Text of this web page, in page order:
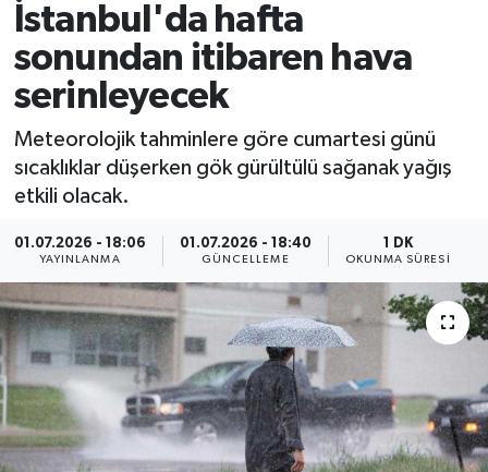
İstanbul'da hafta
sonundan itibaren hava
serinleyecek
Meteorolojik tahminlere göre cumartesi günü
sıcaklıklar düşerken gök gürültülü sağanak yağış
etkili olacak.
01.07.2026 - 18:06
YAYINLANMA
01.07.2026 - 18:40
GÜNCELLEME
1 DK
OKUNMA SÜRESI
Resmi İlanlar
Sağlık
Si̇yaset
Spor
Yaşam
Anali̇z
Bi̇li̇m & Teknoloji̇
Süper Lig Puan Durumu ve Fikstür
Tüm Manşetler
Son Dakika Haberleri
Haber Arşivi